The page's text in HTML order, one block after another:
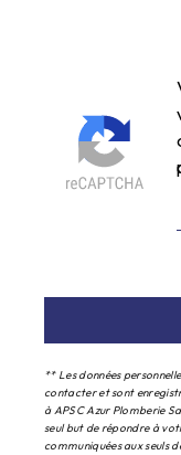
** Les données
contacter et sont
à APSC Azur Plomberie
seul but de répondre à
communiquées aux seuls